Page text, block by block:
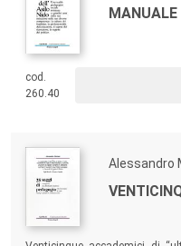
MANUALE
cod.
260.40
Alessandro